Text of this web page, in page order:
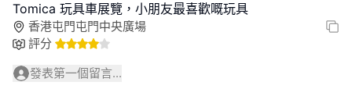
Tomica 玩具車展覽，小朋友最喜歡嘅玩具
香港屯門屯門中央廣場
評分
發表第一個留言...